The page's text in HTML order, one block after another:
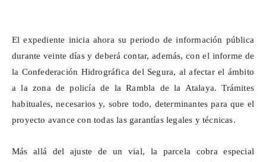
El expediente inicia ahora su periodo de información pública
durante veinte días y deberá contar, además, con el informe de
la Confederación Hidrográfica del Segura, al afectar el ámbito
a la zona de policía de la Rambla de la Atalaya. Trámites
habituales, necesarios y, sobre todo, determinantes para que el
proyecto avance con todas las garantías legales y técnicas.
Más allá del ajuste de un vial, la parcela cobra especial